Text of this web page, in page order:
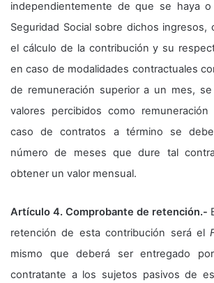
independientemente de que se haya
Seguridad Social sobre dichos ingresos,
el cálculo de la contribución y su
en caso de modalidades contractuales
de remuneración superior a un mes,
valores percibidos como
caso de contratos a término se
número de meses que dure tal
obtener un valor mensual.
Artículo 4. Comprobante de retención.-
retención de esta contribución será el
mismo que deberá ser entregado
contratante a los sujetos pasivos de